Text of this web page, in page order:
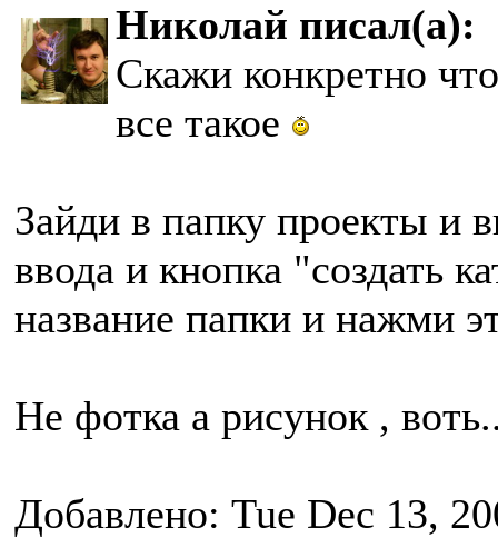
Николай писал(а):
Скажи конкретно
все такое
Зайди в папку проекты и
ввода и кнопка "создать
название папки и нажми
Не фотка а рисунок ,
Добавлено: Tue Dec 13,